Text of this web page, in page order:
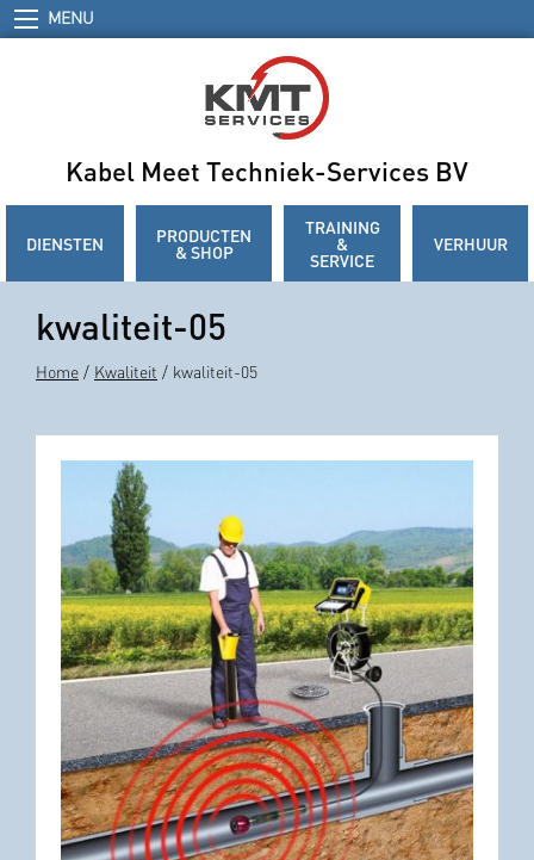
MENU
Kabel Meet Techniek-Services BV
DIENSTEN PRODUCTEN
& SHOP
TRAINING
&
SERVICE
VERHUUR
kwaliteit-05
Home / Kwaliteit / kwaliteit-05